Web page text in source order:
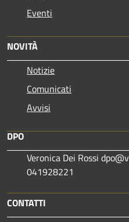
Eventi
NOVITÀ
Notizie
Comunicati
Avvisi
DPO
Veronica Dei Rossi
041928221
CONTATTI